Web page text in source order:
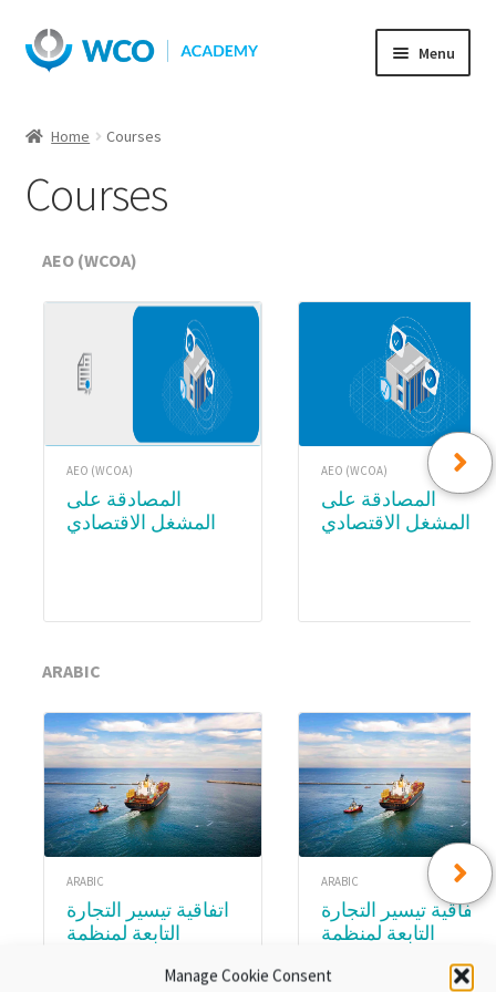
Manage Cookie Consent
Skip
to
Skip
to
Menu
Home Courses
Courses
AEO (WCOA)
AEO (WCOA)
المصادقة على
المشغل الاقتصادي
AEO (WCOA)
المصادقة على
المشغل الاقتصادي
ARABIC
ARABIC
اتفاقية تيسير التجارة
التابعة لمنظمة
ARABIC
اتفاقية تيسير التجارة
التابعة لمنظمة
الوحدة ٨:تنفيذ اتفاقية